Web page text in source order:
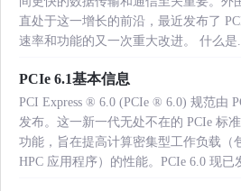
直处于这一增长的前沿，最近发布了
速率和功能的又一次重大改进。 什么是
PCIe 6.1基本信息
PCI Express ® 6.0 (PCIe ® 6.0) 规范由
发布。这一新一代无处不在的 PCIe 标
功能，旨在提高计算密集型工作负载（
HPC 应用程序）的性能。PCIe 6.0 现已